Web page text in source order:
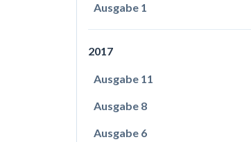
Ausgabe 1
2017
Ausgabe 11
Ausgabe 8
Ausgabe 6